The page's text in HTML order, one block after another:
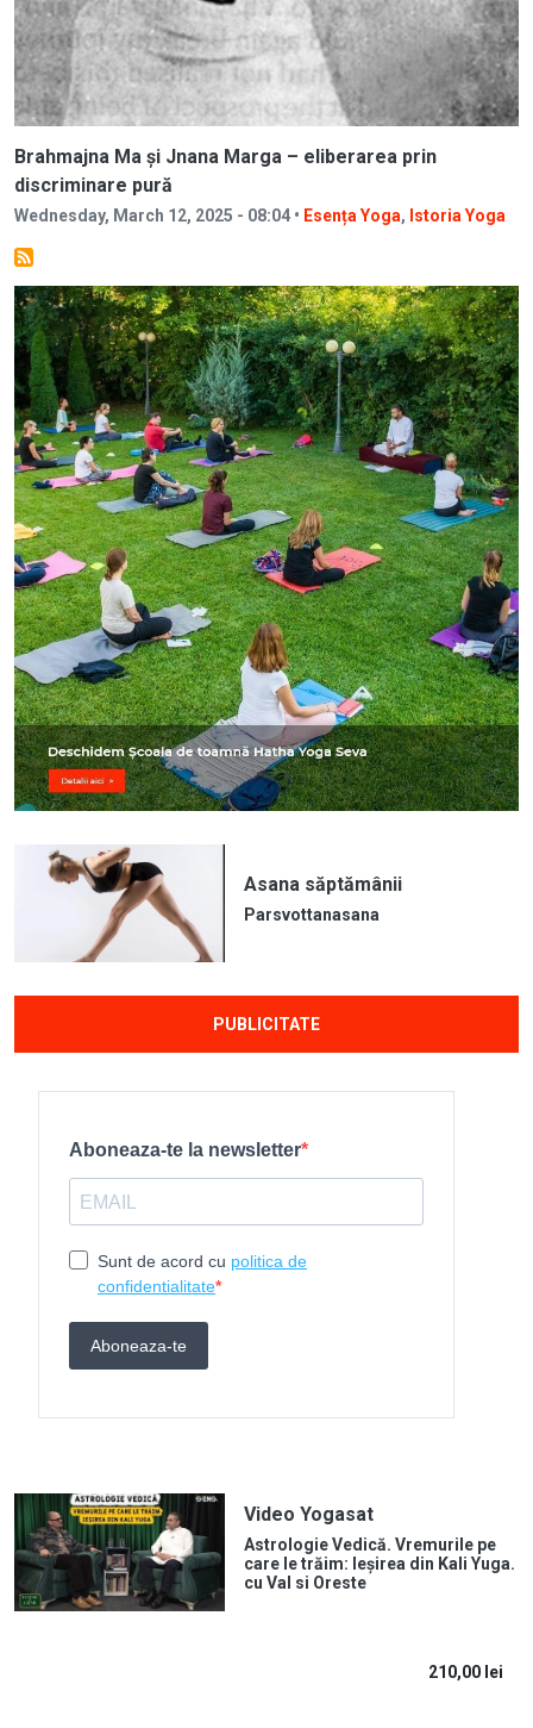
Brahmajna Ma și Jnana Marga – eliberarea prin
discriminare pură
Wednesday, March 12, 2025 - 08:04 • Esența Yoga, Istoria Yoga
Image
Asana săptămânii
Parsvottanasana
PUBLICITATE
Video Yogasat
Astrologie Vedică. Vremurile pe
care le trăim: Ieșirea din Kali Yuga.
cu Val si Oreste
210,00 lei